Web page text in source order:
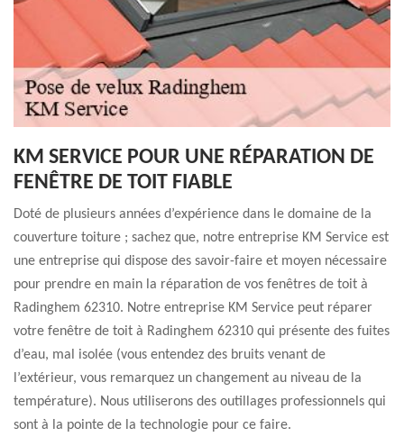
KM SERVICE POUR UNE RÉPARATION DE
FENÊTRE DE TOIT FIABLE
Doté de plusieurs années d’expérience dans le domaine de la
couverture toiture ; sachez que, notre entreprise KM Service est
une entreprise qui dispose des savoir-faire et moyen nécessaire
pour prendre en main la réparation de vos fenêtres de toit à
Radinghem 62310. Notre entreprise KM Service peut réparer
votre fenêtre de toit à Radinghem 62310 qui présente des fuites
d’eau, mal isolée (vous entendez des bruits venant de
l’extérieur, vous remarquez un changement au niveau de la
température). Nous utiliserons des outillages professionnels qui
sont à la pointe de la technologie pour ce faire.